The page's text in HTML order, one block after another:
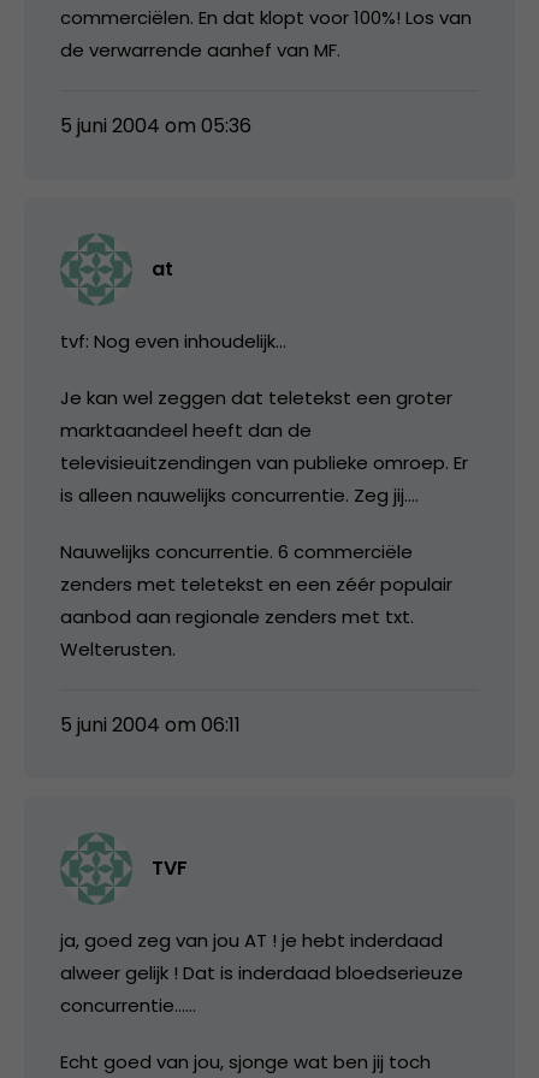
commerciëlen. En dat klopt voor 100%! Los van
de verwarrende aanhef van MF.
5 juni 2004 om 05:36
at
tvf: Nog even inhoudelijk…
Je kan wel zeggen dat teletekst een groter
marktaandeel heeft dan de
televisieuitzendingen van publieke omroep. Er
is alleen nauwelijks concurrentie. Zeg jij….
Nauwelijks concurrentie. 6 commerciële
zenders met teletekst en een zéér populair
aanbod aan regionale zenders met txt.
Welterusten.
5 juni 2004 om 06:11
TVF
ja, goed zeg van jou AT ! je hebt inderdaad
alweer gelijk ! Dat is inderdaad bloedserieuze
concurrentie……
Echt goed van jou, sjonge wat ben jij toch